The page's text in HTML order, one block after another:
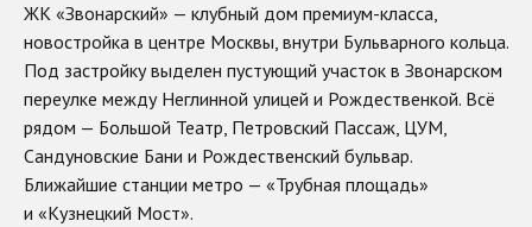
ЖК «Звонарский» — клубный дом премиум-класса,
новостройка в центре Москвы, внутри Бульварного кольца.
Под застройку выделен пустующий участок в Звонарском
переулке между Неглинной улицей и Рождественкой. Всё
рядом — Большой Театр, Петровский Пассаж, ЦУМ,
Сандуновские Бани и Рождественский бульвар.
Ближайшие станции метро — «Трубная площадь»
и «Кузнецкий Мост».